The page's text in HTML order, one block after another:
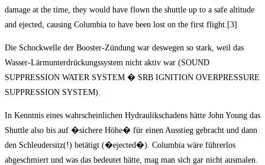
damage at the time, they would have flown the shuttle up to a safe altitude
and ejected, causing Columbia to have been lost on the first flight.[3]
Die Schockwelle der Booster-Zündung war deswegen so stark, weil das
Wasser-Lärmunterdrückungssystem nicht aktiv war (SOUND
SUPPRESSION WATER SYSTEM � SRB IGNITION OVERPRESSURE
SUPPRESSION SYSTEM).
In Kenntnis eines wahrscheinlichen Hydraulikschadens hätte John Young das
Shuttle also bis auf �sichere Höhe� für einen Ausstieg gebracht und dann
den Schleudersitz(!) betätigt (�ejected�). Columbia wäre führerlos
abgeschmiert und was das bedeutet hätte, mag man sich gar nicht ausmalen.